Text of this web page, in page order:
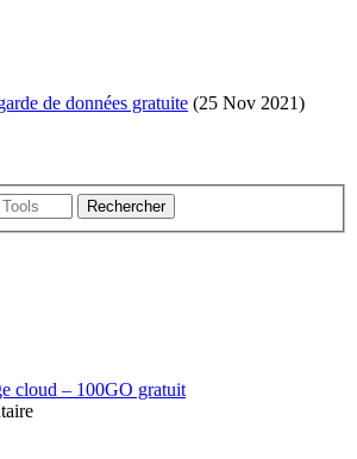
de données gratuite (25 Nov 2021)
Rechercher
cloud – 100GO gratuit